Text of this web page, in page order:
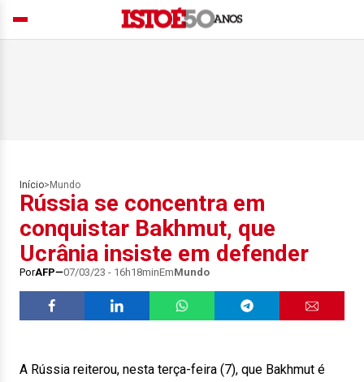
Início> Mundo
Rússia se concentra em
conquistar Bakhmut, que
Ucrânia insiste em defender
PorAFP 07/03/23 - 16h18minEmMundo
A Rússia reiterou, nesta terça-feira (7), que Bakhmut é